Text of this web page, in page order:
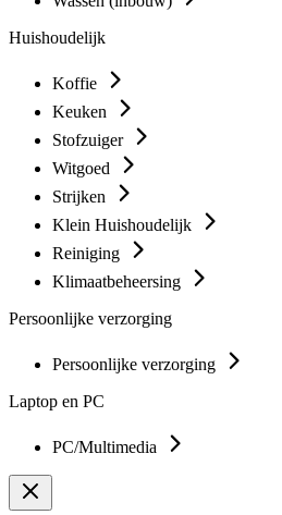
Huishoudelijk
Koffie
Keuken
Stofzuiger
Witgoed
Strijken
Klein Huishoudelijk
Reiniging
Klimaatbeheersing
Persoonlijke verzorging
Persoonlijke verzorging
Laptop en PC
PC/Multimedia